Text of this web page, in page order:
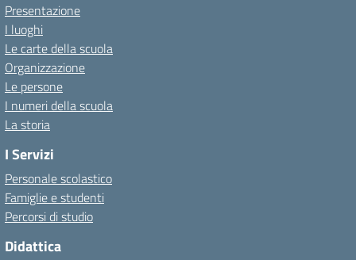
Presentazione
I luoghi
Le carte della scuola
Organizzazione
Le persone
I numeri della scuola
La storia
I Servizi
Personale scolastico
Famiglie e studenti
Percorsi di studio
Didattica